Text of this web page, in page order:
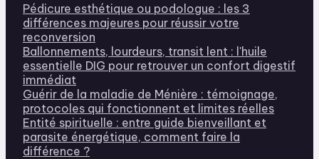
Pédicure esthétique ou podologue : les 3
différences majeures pour réussir votre
reconversion
Ballonnements, lourdeurs, transit lent : l'huile
essentielle DIG pour retrouver un confort digestif
immédiat
Guérir de la maladie de Ménière : témoignage,
protocoles qui fonctionnent et limites réelles
Entité spirituelle : entre guide bienveillant et
parasite énergétique, comment faire la
différence ?